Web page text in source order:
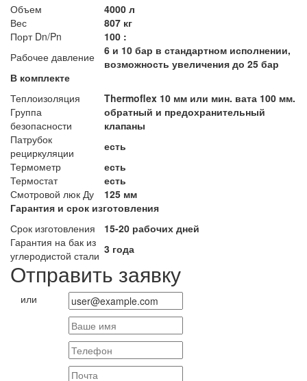
Объем
4000 л
Вес
807 кг
Порт Dn/Pn
100 :
Рабочее давление
6 и 10 бар в стандартном исполнении,
возможность увеличения до 25 бар
В комплекте
Теплоизоляция
Thermoflex 10 мм или мин. вата 100 мм.
Группа
безопасности
обратный и предохранительный
клапаны
Патрубок
рециркуляции
есть
Термометр
есть
Термостат
есть
Смотровой люк Ду
125 мм
Гарантия и срок изготовления
Срок изготовления
15-20 рабочих дней
Гарантия на бак из
углеродистой стали 3 года
Отправить заявку
или